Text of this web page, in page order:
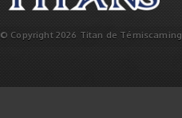
© Copyright 2026 Titan de Témiscaming.